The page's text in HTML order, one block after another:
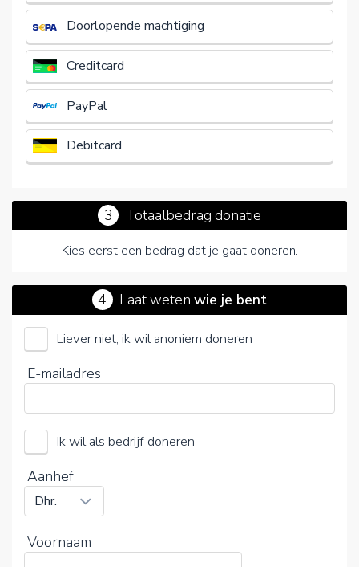
Doorlopende machtiging
Creditcard
PayPal
Debitcard
3 Totaalbedrag donatie
Kies eerst een bedrag dat je gaat doneren.
Fanga Musow
4 Laat wetenwie je bent
Liever niet, ik wil anoniem doneren
E-mailadres
Ik wil als bedrijf doneren
Aanhef
Voornaam